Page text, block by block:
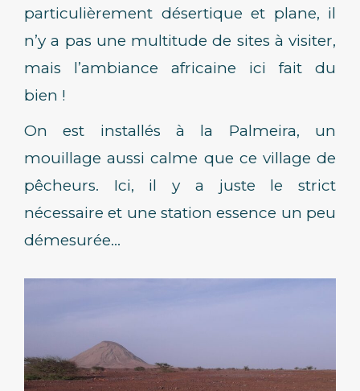
particulièrement désertique et plane, il
n’y a pas une multitude de sites à visiter,
mais l’ambiance africaine ici fait du
bien !
On est installés à la Palmeira, un
mouillage aussi calme que ce village de
pêcheurs. Ici, il y a juste le strict
nécessaire et une station essence un peu
démesurée…